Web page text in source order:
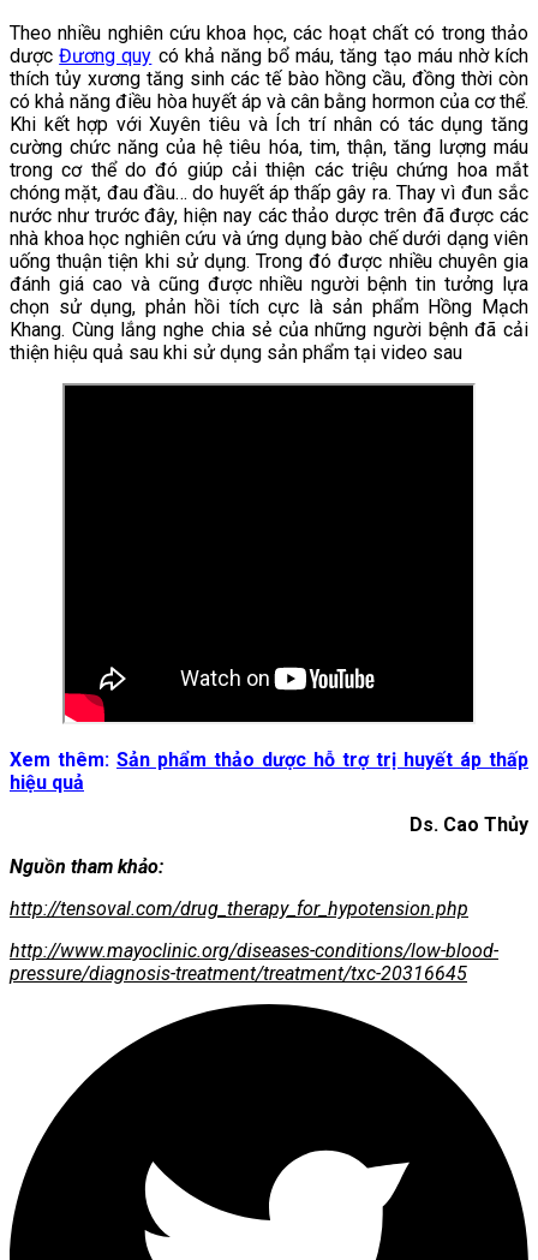
Theo nhiều nghiên cứu khoa học, các hoạt chất có trong thảo
dượcĐương quy có khả năng bổ máu, tăng tạo máu nhờ kích
thích tủy xương tăng sinh các tế bào hồng cầu, đồng thời còn
có khả năng điều hòa huyết áp và cân bằng hormon của cơ thể.
Khi kết hợp với Xuyên tiêu và Ích trí nhân có tác dụng tăng
cường chức năng của hệ tiêu hóa, tim, thận, tăng lượng máu
trong cơ thể do đó giúp cải thiện các triệu chứng hoa mắt
chóng mặt, đau đầu… do huyết áp thấp gây ra. Thay vì đun sắc
nước như trước đây, hiện nay các thảo dược trên đã được các
nhà khoa học nghiên cứu và ứng dụng bào chế dưới dạng viên
uống thuận tiện khi sử dụng. Trong đó được nhiều chuyên gia
đánh giá cao và cũng được nhiều người bệnh tin tưởng lựa
chọn sử dụng, phản hồi tích cực là sản phẩm Hồng Mạch
Khang. Cùng lắng nghe chia sẻ của những người bệnh đã cải
thiện hiệu quả sau khi sử dụng sản phẩm tại video sau
Xem thêm: Sản phẩm thảo dược hỗ trợ trị huyết áp thấp
hiệu quả
Ds. Cao Thủy
Nguồn tham khảo:
http://tensoval.com/drug_therapy_for_hypotension.php
http://www.mayoclinic.org/diseases-conditions/low-blood-
pressure/diagnosis-treatment/treatment/txc-20316645